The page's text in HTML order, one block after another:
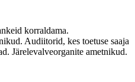
korraldama.
Audiitorid, kes toetuse saaja
Järelevalveorganite ametnikud.